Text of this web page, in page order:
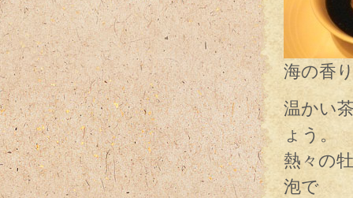
海の香
温かい
ょう。
熱々の
泡で